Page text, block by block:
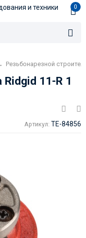
0
Резьбонарезной
Ridgid 11-R 1
Артикул: TE-84856